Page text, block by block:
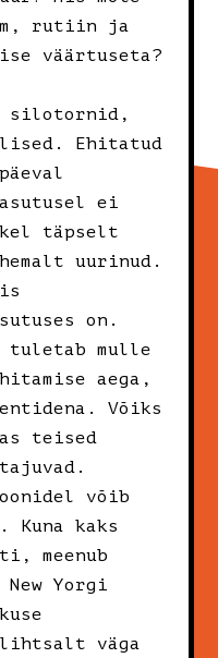
rutiin ja
väärtuseta?
silotornid,
Ehitatud
ei
täpselt
uurinud.
on.
tuletab mulle
aega,
Võiks
teised
võib
kaks
meenub
Yorgi
väga